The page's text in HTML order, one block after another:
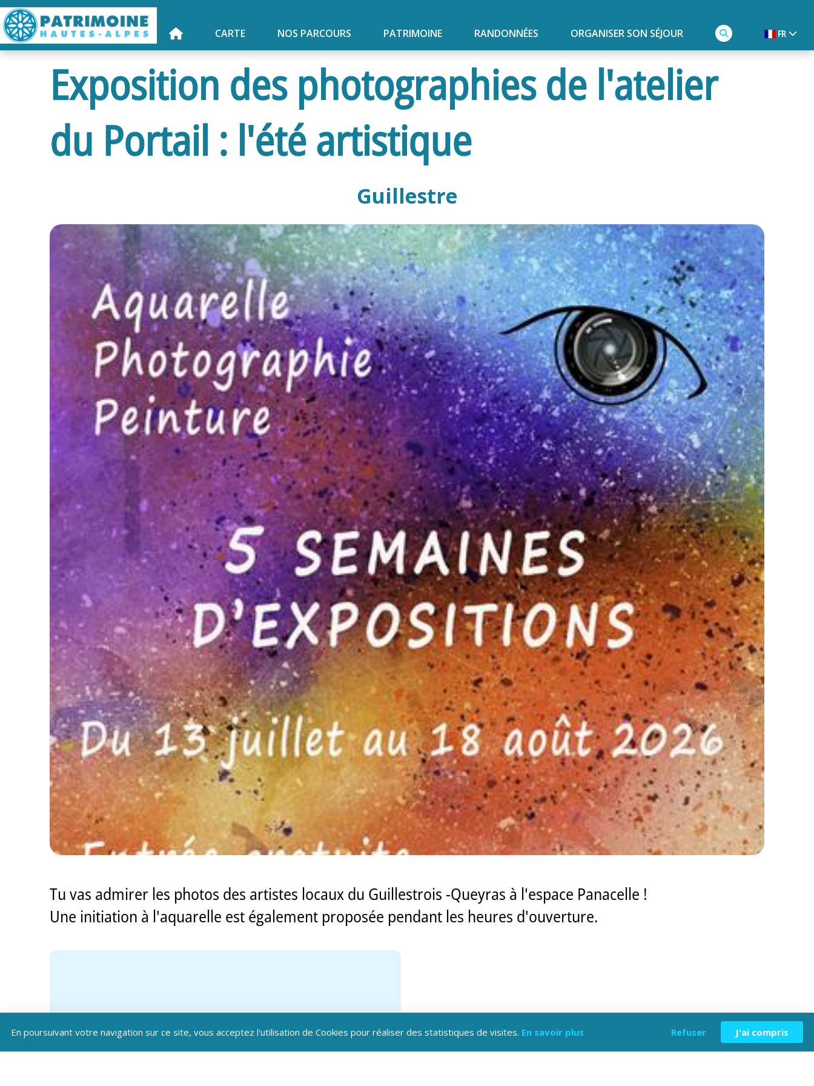
CARTE NOS PARCOURS PATRIMOINE RANDONNÉES ORGANISER SON SÉJOUR FR
Exposition des photographies de l'atelier
du Portail : l'été artistique
Guillestre
Tu vas admirer les photos des artistes locaux du Guillestrois -Queyras à l'espace Panacelle !
Une initiation à l'aquarelle est également proposée pendant les heures d'ouverture.
En poursuivant votre navigation sur ce site, vous acceptez l'utilisation de Cookies pour réaliser des statistiques de visites. En savoir plus Refuser J'ai compris